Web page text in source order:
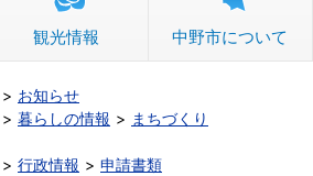
観光情報 中野市について
お知らせ
暮らしの情報
まちづくり
行政情報
申請書類